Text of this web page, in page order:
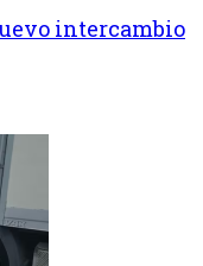
intercambio